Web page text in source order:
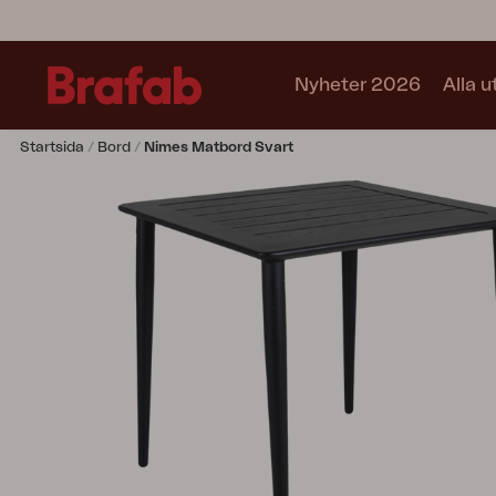
Nyheter 2026 Alla
Matgrupper
Soffgrupper
Startsida Bord Nimes Matbord Svart